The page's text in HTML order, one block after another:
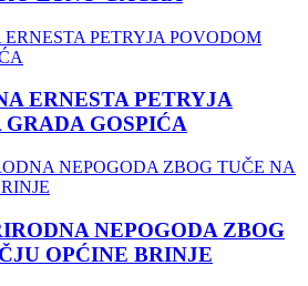
ERNESTA PETRYJA
GOSPIĆA
NEPOGODA ZBOG
OPĆINE BRINJE